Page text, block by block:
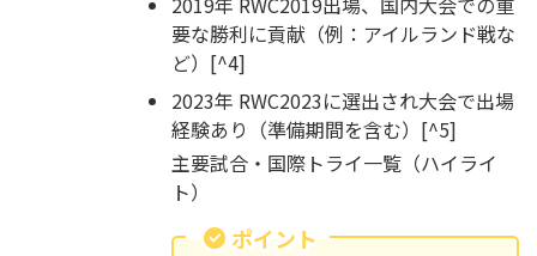
要な勝利に貢献（例：アイルランド戦な
ど）[^4]
2023年 RWC2023に選出され大会で出場
経験あり（準備期間を含む）[^5]
主要試合・国際トライ一覧（ハイライ
ト）
ポイント